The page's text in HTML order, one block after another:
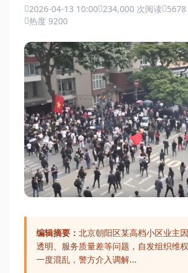
2026-04-13 10:00 234,000 次阅读
热度 9200
编辑摘要： 北京朝阳区某高档小区业主
透明、服务质量差等问题，自发组织维
一度混乱，警方介入调解...